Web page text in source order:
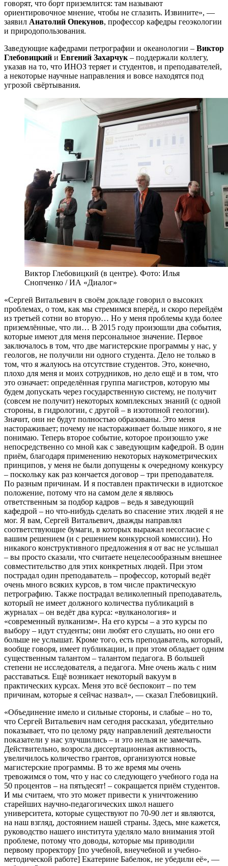
говорят, что борт приземлится: там называют
ориентировочное мнение, чтобы не сглазить. Извините», —
заявил Анатолий Опекунов, профессор кафедры геоэкологии
и природопользования.
Заведующие кафедрами петрографии и океанологии – Виктор
Глебовицкий и Евгений Захарчук – поддержали коллегу,
указав на то, что ИНОЗ теряет и студентов, и преподавателей,
а некоторые научные направления и вовсе находятся под
угрозой свёртывания.
Виктор Глебовицкий (в центре). Фото: Илья
Снопченко / ИА «Диалог»
«Сергей Витальевич в своём докладе говорил о высоких
проблемах, о том, как мы стремимся вперёд, и скоро перейдём
из третьей сотни во вторую… Но у меня проблемы куда более
приземлённые, что ли… В 2015 году произошли два события,
которые имеют для меня персональное значение. Первое
заключалось в том, что две магистерские программы у нас, у
геологов, не получили ни одного студента. Дело не только в
том, что я жалуюсь на отсутствие студентов. Это, конечно,
плохо для меня и моих сотрудников, но дело ещё и в том, что
это означает: определённая группа магистров, которую мы
будем допускать через государственную систему, не получит
(совсем не получит) некоторых комплексных знаний (с одной
стороны, в гидрологии, с другой – в изотопной геологии).
Значит, они не будут полностью образованы. Это меня
настораживает; почему не настораживает больше никого, я не
понимаю. Теперь второе событие, которое произошло уже
непосредственно со мной как с заведующим кафедрой. В один
приём, благодаря применению некоторых наукометрических
принципов, у меня не были допущены к очередному конкурсу
– поскольку как раз кончается договор – три преподавателя.
По разным причинам. И я поставлен практически в идиотское
положение, потому что на самом деле я являюсь
ответственным за подбор кадров – ведь я заведующий
кафедрой – но что-нибудь сделать во спасение этих людей я не
мог. Я вам, Сергей Витальевич, дважды направлял
соответствующие бумаги, в которых выражал несогласие с
вашим решением (и с решением конкурсной комиссии). Но
никакого конструктивного предложения я от вас не услышал
– вы просто сказали, что считаете нецелесообразным внешнее
совместительство для этих конкретных людей. При этом
пострадал один преподаватель – профессор, который ведёт
очень много всяких курсов, в том числе практическую
петрографию. Также пострадал великолепный преподаватель,
который не имеет должного количества публикаций в
журналах – он ведёт два курса: «вулканология» и
«современный вулканизм». На его курсы – а это курсы по
выбору – идут студенты; они любят его слушать, но они его
больше не услышат. Кроме того, есть преподаватель, который,
вообще говоря, имеет публикации, и при этом обладает одним
существенным талантом – талантом педагога. В большей
степени не исследователя, а педагога. Мне очень жаль с ним
расставаться. Ещё возникает некоторый вакуум в
практических курсах. Меня это всё беспокоит – по тем
причинам, которые я сейчас назвал», — сказал Глебовицкий.
«Объединение имело и сильные стороны, и слабые – но то,
что Сергей Витальевич нам сегодня рассказал, убедительно
показывает, что по целому ряду направлений деятельности
показатели у нас улучшились – и это нельзя не замечать.
Действительно, возросла диссертационная активность,
увеличилось количество грантов, организуются новые
магистерские программы. В то же время мы очень
тревожимся о том, что у нас со следующего учебного года на
50 процентов – на пятьдесят! – сокращается приём студентов.
И мы считаем, что это может привести к уничтожению
старейших научно-педагогических школ нашего
университета, которые существуют по 70-90 лет и являются,
на наш взгляд, достоянием нашей страны. Здесь, мне кажется,
руководство нашего института уделяло мало внимания этой
проблеме, потому что доводы, которые мы приводили
первому проректору [по учебной, внеучебной и учебно-
методической работе] Екатерине Бабелюк, не убедили её», —